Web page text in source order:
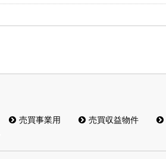
売買事業用 売買収益物件